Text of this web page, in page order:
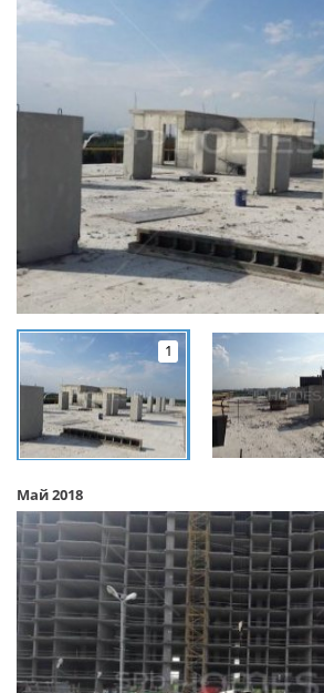
1
Май 2018